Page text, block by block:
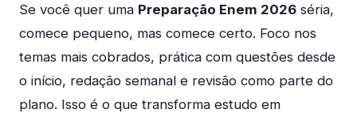
Se você quer uma Preparação Enem 2026 séria,
comece pequeno, mas comece certo. Foco nos
temas mais cobrados, prática com questões desde
o início, redação semanal e revisão como parte do
plano. Isso é o que transforma estudo em